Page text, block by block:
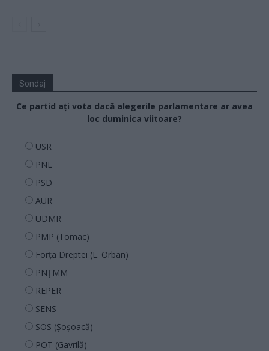
Sondaj
Ce partid ați vota dacă alegerile parlamentare ar avea
loc duminica viitoare?
USR
PNL
PSD
AUR
UDMR
PMP (Tomac)
Forța Dreptei (L. Orban)
PNȚMM
REPER
SENS
SOS (Șoșoacă)
POT (Gavrilă)